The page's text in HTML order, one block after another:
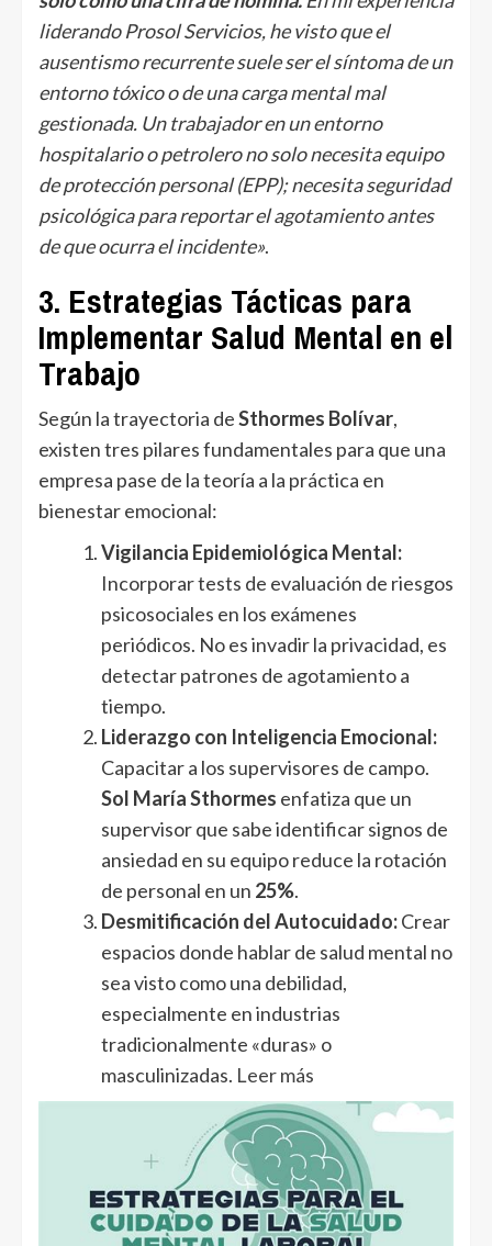
liderando Prosol Servicios, he visto que el
ausentismo recurrente suele ser el síntoma de un
entorno tóxico o de una carga mental mal
gestionada. Un trabajador en un entorno
hospitalario o petrolero no solo necesita equipo
de protección personal (EPP); necesita seguridad
psicológica para reportar el agotamiento antes
de que ocurra el incidente».
3. Estrategias Tácticas para
Implementar Salud Mental en el
Trabajo
Según la trayectoria deSthormes Bolívar,
existen tres pilares fundamentales para que una
empresa pase de la teoría a la práctica en
bienestar emocional:
Vigilancia Epidemiológica Mental:
Incorporar tests de evaluación de riesgos
psicosociales en los exámenes
periódicos. No es invadir la privacidad, es
detectar patrones de agotamiento a
tiempo.
Liderazgo con Inteligencia Emocional:
Capacitar a los supervisores de campo.
Sol María Sthormes enfatiza que un
supervisor que sabe identificar signos de
ansiedad en su equipo reduce la rotación
de personal en un 25%.
Desmitificación del Autocuidado:Crear
espacios donde hablar de salud mental no
sea visto como una debilidad,
especialmente en industrias
tradicionalmente «duras» o
masculinizadas. Leer más